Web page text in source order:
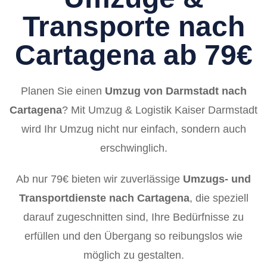
Transporte nach
Cartagena ab 79€
Planen Sie einen Umzug von Darmstadt nach
Cartagena? Mit Umzug & Logistik Kaiser Darmstadt
wird Ihr Umzug nicht nur einfach, sondern auch
erschwinglich.
Ab nur 79€ bieten wir zuverlässige Umzugs- und
Transportdienste nach Cartagena, die speziell
darauf zugeschnitten sind, Ihre Bedürfnisse zu
erfüllen und den Übergang so reibungslos wie
möglich zu gestalten.